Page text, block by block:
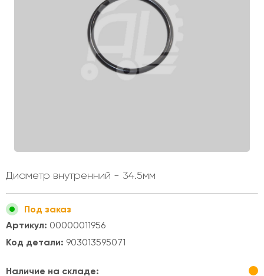
Диаметр внутренний - 34.5мм
Под заказ
Артикул: 00000011956
Код детали: 903013595071
Наличие на складе: